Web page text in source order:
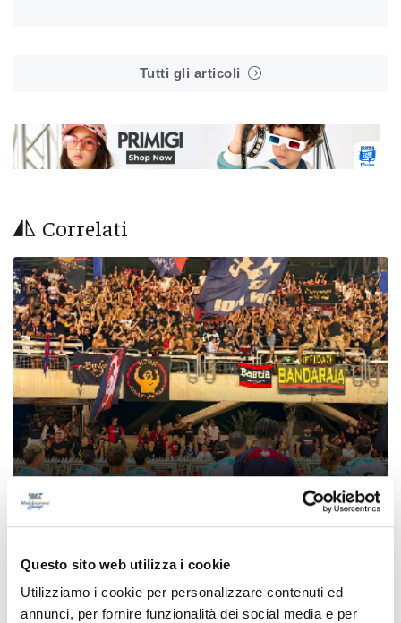
Questo sito web utilizza i cookie
Utilizziamo i cookie per personalizzare contenuti ed
annunci, per fornire funzionalità dei social media e per
Tutti gli articoli
Correlati
Coppa Italia Serie C - Biglietti ancora bloccati
per il derby tra Pescara e Samb: decide il
Comitato sicurezza